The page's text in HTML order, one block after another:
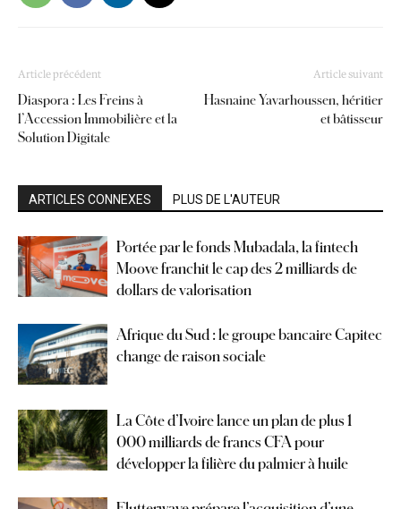
Article précédent
Diaspora : Les Freins à
l’Accession Immobilière et la
Solution Digitale
Article suivant
Hasnaine Yavarhoussen, héritier
et bâtisseur
ARTICLES CONNEXES PLUS DE L'AUTEUR
Portée par le fonds Mubadala, la fintech
Moove franchit le cap des 2 milliards de
dollars de valorisation
Afrique du Sud : le groupe bancaire Capitec
change de raison sociale
La Côte d’Ivoire lance un plan de plus 1
000 milliards de francs CFA pour
développer la filière du palmier à huile